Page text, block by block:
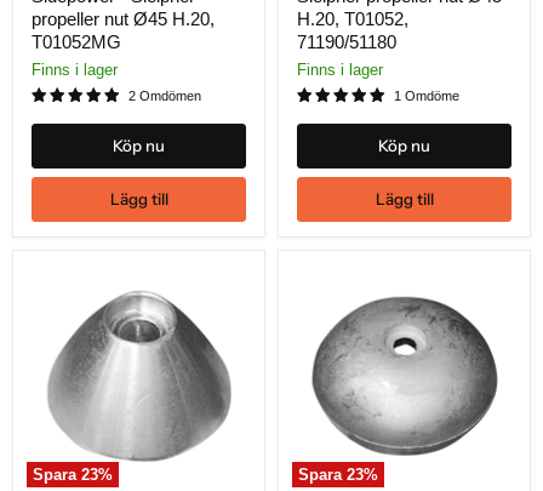
propeller nut Ø45 H.20,
T01052MG
Finns i lager
2 Omdömen
Köp nu
Lägg till
H.20, T01052,
71190/51180
Finns i lager
1 Omdöme
Köp nu
Lägg till
Spara23%
Spara23%